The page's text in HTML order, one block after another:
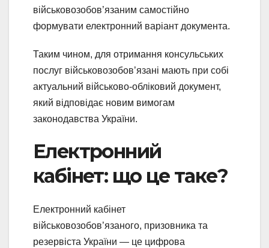
військовозобов’язаним самостійно
формувати електронний варіант документа.
Таким чином, для отримання консульських
послуг військовозобов’язані мають при собі
актуальний військово-обліковий документ,
який відповідає новим вимогам
законодавства України.
Електронний
кабінет: що це таке?
Електронний кабінет
військовозобов’язаного, призовника та
резервіста України — це цифрова